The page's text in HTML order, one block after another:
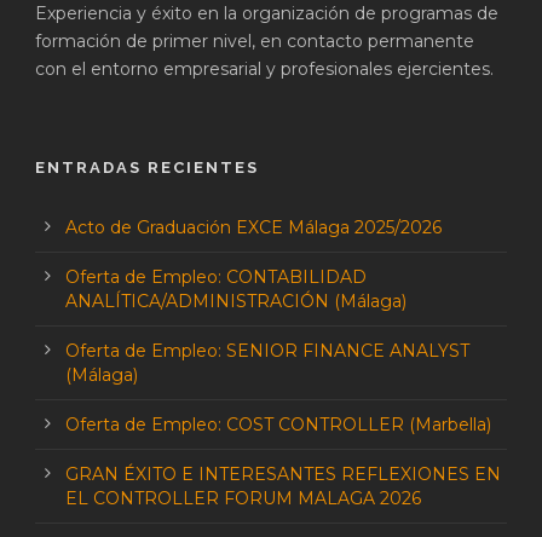
Experiencia y éxito en la organización de programas de
formación de primer nivel, en contacto permanente
con el entorno empresarial y profesionales ejercientes.
ENTRADAS RECIENTES
Acto de Graduación EXCE Málaga 2025/2026
Oferta de Empleo: CONTABILIDAD
ANALÍTICA/ADMINISTRACIÓN (Málaga)
Oferta de Empleo: SENIOR FINANCE ANALYST
(Málaga)
Oferta de Empleo: COST CONTROLLER (Marbella)
GRAN ÉXITO E INTERESANTES REFLEXIONES EN
EL CONTROLLER FORUM MALAGA 2026